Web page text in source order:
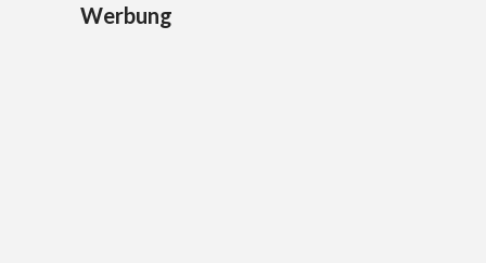
Werbung